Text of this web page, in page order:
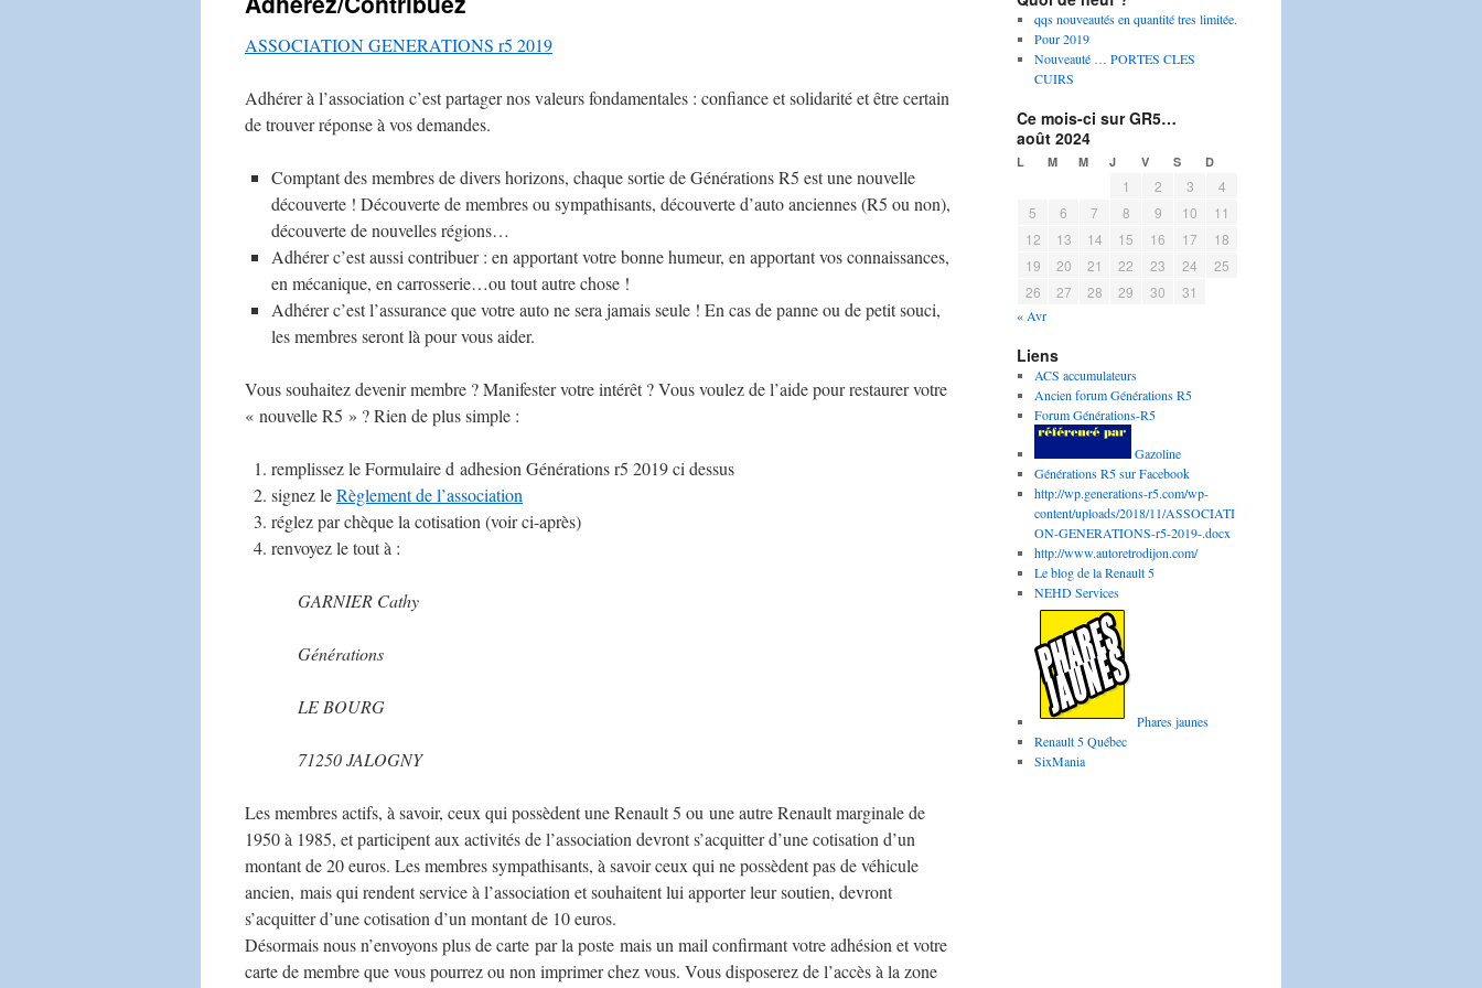
ASSOCIATION GENERATIONS r5 2019
Adhérer à l’association c’est partager nos valeurs fondamentales : confiance et solidarité et être certain
de trouver réponse à vos demandes.
Comptant des membres de divers horizons, chaque sortie de Générations R5 est une nouvelle
découverte ! Découverte de membres ou sympathisants, découverte d’auto anciennes (R5 ou non),
découverte de nouvelles régions…
Adhérer c’est aussi contribuer : en apportant votre bonne humeur, en apportant vos connaissances,
en mécanique, en carrosserie…ou tout autre chose !
Adhérer c’est l’assurance que votre auto ne sera jamais seule ! En cas de panne ou de petit souci,
les membres seront là pour vous aider.
Vous souhaitez devenir membre ? Manifester votre intérêt ? Vous voulez de l’aide pour restaurer votre
« nouvelle R5 » ? Rien de plus simple :
remplissez le Formulaire d adhesion Générations r5 2019 ci dessus
signez leRèglement de l’association
réglez par chèque la cotisation (voir ci-après)
renvoyez le tout à :
GARNIER Cathy
Générations
LE BOURG
71250 JALOGNY
Les membres actifs, à savoir, ceux qui possèdent une Renault 5 ou une autre Renault marginale de
1950 à 1985, et participent aux activités de l’association devront s’acquitter d’une cotisation d’un
montant de 20 euros. Les membres sympathisants, à savoir ceux qui ne possèdent pas de véhicule
ancien, mais qui rendent service à l’association et souhaitent lui apporter leur soutien, devront
s’acquitter d’une cotisation d’un montant de 10 euros.
Désormais nous n’envoyons plus de carte par la poste mais un mail confirmant votre adhésion et votre
carte de membre que vous pourrez ou non imprimer chez vous. Vous disposerez de l’accès à la zone
qqs nouveautés en quantité tres limitée.
Pour 2019
Nouveauté … PORTES CLES
CUIRS
Ce mois-ci sur GR5…
août 2024
L M M J V S D
1 2 3
4
5
6 7 8 9 10
11
12
13 14 15 16 17
18
19
20 21 22 23 24
25
26
27 28 29 30 31
« Avr
Liens
ACS accumulateurs
Ancien forum Générations R5
Forum Générations-R5
Gazoline
Générations R5 sur Facebook
http://wp.generations-r5.com/wp-
content/uploads/2018/11/ASSOCIATI
ON-GENERATIONS-r5-2019-.docx
http://www.autoretrodijon.com/
Le blog de la Renault 5
NEHD Services
Phares jaunes
Renault 5 Québec
SixMania